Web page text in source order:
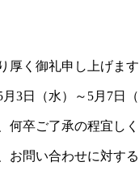
厚く御礼申し上げます
3日（水）～5月7日
何卒ご了承の程宜し
お問い合わせに対す